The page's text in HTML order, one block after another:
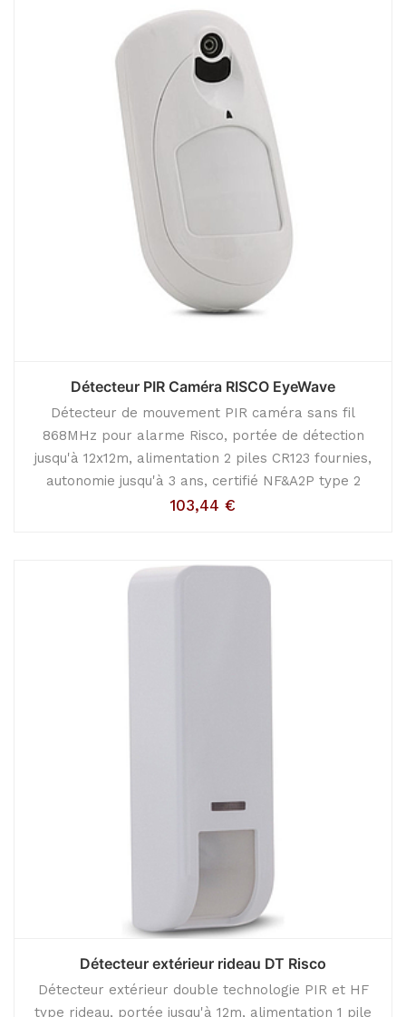
Détecteur PIR Caméra RISCO EyeWave
Détecteur de mouvement PIR caméra sans fil
868MHz pour alarme Risco, portée de détection
jusqu'à 12x12m, alimentation 2 piles CR123 fournies,
autonomie jusqu'à 3 ans, certifié NF&A2P type 2
103,44 €
Détecteur extérieur rideau DT Risco
Détecteur extérieur double technologie PIR et HF
type rideau, portée jusqu'à 12m, alimentation 1 pile